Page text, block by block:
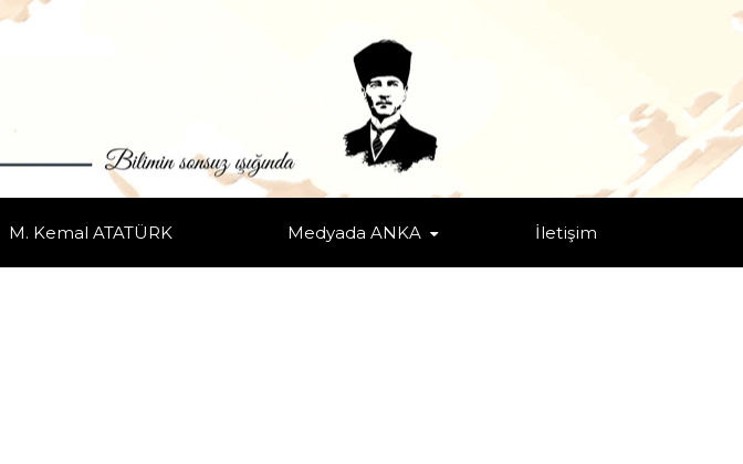
M. Kemal ATATÜRK Medyada ANKA İletişim